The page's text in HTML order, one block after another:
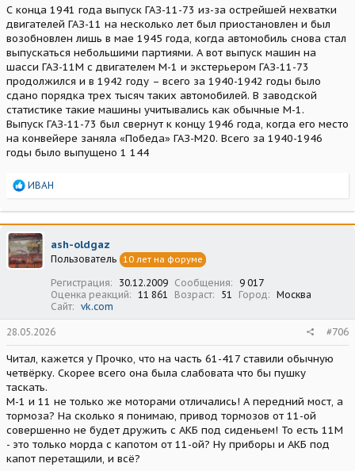
С конца 1941 года выпуск ГАЗ-11-73 из-за острейшей нехватки
двигателей ГАЗ-11 на несколько лет был приостановлен и был
возобновлен лишь в мае 1945 года, когда автомобиль снова стал
выпускаться небольшими партиями. А вот выпуск машин на
шасси ГАЗ-11М с двигателем М-1 и экстерьером ГАЗ-11-73
продолжился и в 1942 году – всего за 1940-1942 годы было
сдано порядка трех тысяч таких автомобилей. В заводской
статистике такие машины учитывались как обычные М-1.
Выпуск ГАЗ-11-73 был свернут к концу 1946 года, когда его место
на конвейере заняла «Победа» ГАЗ-М20. Всего за 1940-1946
годы было выпущено 1 144
Р
а
к
ц
и
и
ИВАН
ash-oldgaz
Пользователь 10 лет на форуме
Регистрация 30.12.2009 Сообщения
9 017
Оценка реакций
11 861 Возраст 51 Город
Москва
Сайт
vk.com
28.05.2026 #706
Читал, кажется у Прочко, что на часть 61-417 ставили обычную
четвёрку. Скорее всего она была слабовата что бы пушку
таскать.
М-1 и 11 не только же моторами отличались! А передний мост, а
тормоза? На сколько я понимаю, привод тормозов от 11-ой
совершенно не будет дружить с АКБ под сиденьем! То есть 11М
- это только морда с капотом от 11-ой? Ну приборы и АКБ под
капот перетащили, и всё?